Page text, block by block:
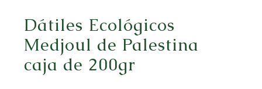
Dátiles Ecológicos
Medjoul de Palestina
caja de 200gr